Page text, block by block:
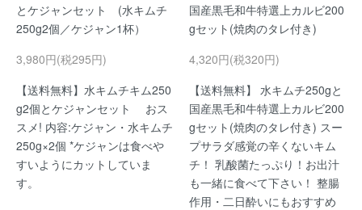
とケジャンセット (水キムチ
250g2個／ケジャン1杯）
3,980円(税295円)
【送料無料】水キムチキム250
g2個とケジャンセット おス
スメ! 内容:ケジャン・水キムチ
250g×2個 *ケジャンは食べや
すいようにカットしていま
す。
国産黒毛和牛特選上カルビ200
gセット(焼肉のタレ付き)
4,320円(税320円)
【送料無料】 水キムチ250gと
国産黒毛和牛特選上カルビ200
gセット(焼肉のタレ付き) スー
プサラダ感覚の辛くないキム
チ！ 乳酸菌たっぷり！お出汁
も一緒に食べて下さい！ 整腸
作用・二日酔いにもおすすめ